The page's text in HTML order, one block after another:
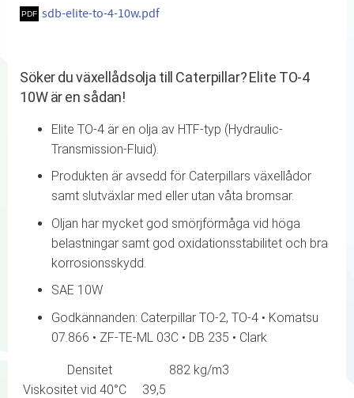
sdb-elite-to-4-10w.pdf
Söker du växellådsolja till Caterpillar? Elite TO-4
10W är en sådan!
Elite TO-4 är en olja av HTF-typ (Hydraulic-
Transmission-Fluid).
Produkten är avsedd för Caterpillars växellådor
samt slutväxlar med eller utan våta bromsar.
Oljan har mycket god smörjförmåga vid höga
belastningar samt god oxidationsstabilitet och bra
korrosionsskydd.
SAE 10W
Godkännanden: Caterpillar TO-2, TO-4 • Komatsu
07.866 • ZF-TE-ML 03C • DB 235 • Clark
Densitet 882 kg/m3
Viskositet vid 40°C 39,5